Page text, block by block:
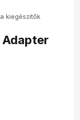
kiegészítők